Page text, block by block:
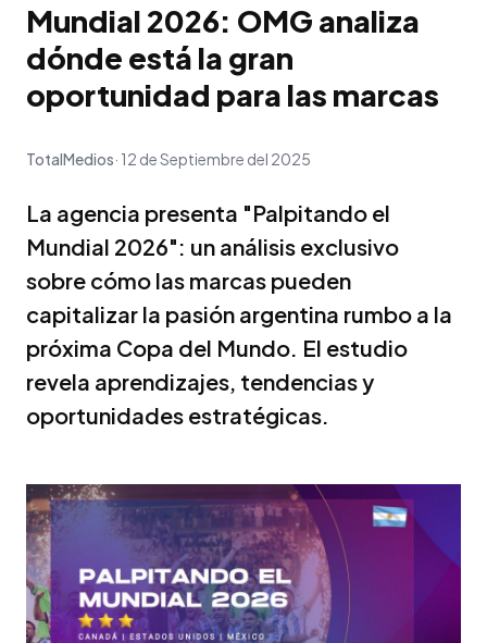
Mundial 2026: OMG analiza
dónde está la gran
oportunidad para las marcas
TotalMedios 12 de Septiembre del 2025
La agencia presenta "Palpitando el
Mundial 2026": un análisis exclusivo
sobre cómo las marcas pueden
capitalizar la pasión argentina rumbo a la
próxima Copa del Mundo. El estudio
revela aprendizajes, tendencias y
oportunidades estratégicas.